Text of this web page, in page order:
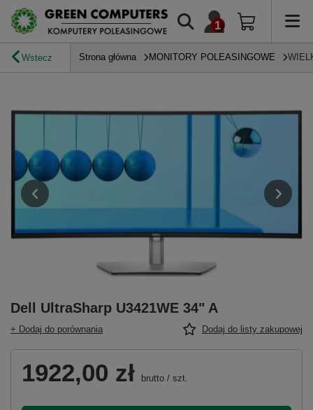
Wstecz Strona główna MONITORY POLEASINGOWE
Dell UltraSharp U3421WE 34" A
+ Dodaj do porównania Dodaj do listy zakupowej
1922,00 zł brutto / szt.